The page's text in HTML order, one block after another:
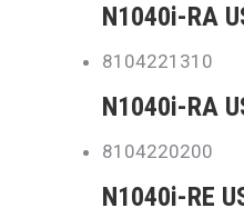
N1040i-RA
8104221310
N1040i-RA
8104220200
N1040i-RE